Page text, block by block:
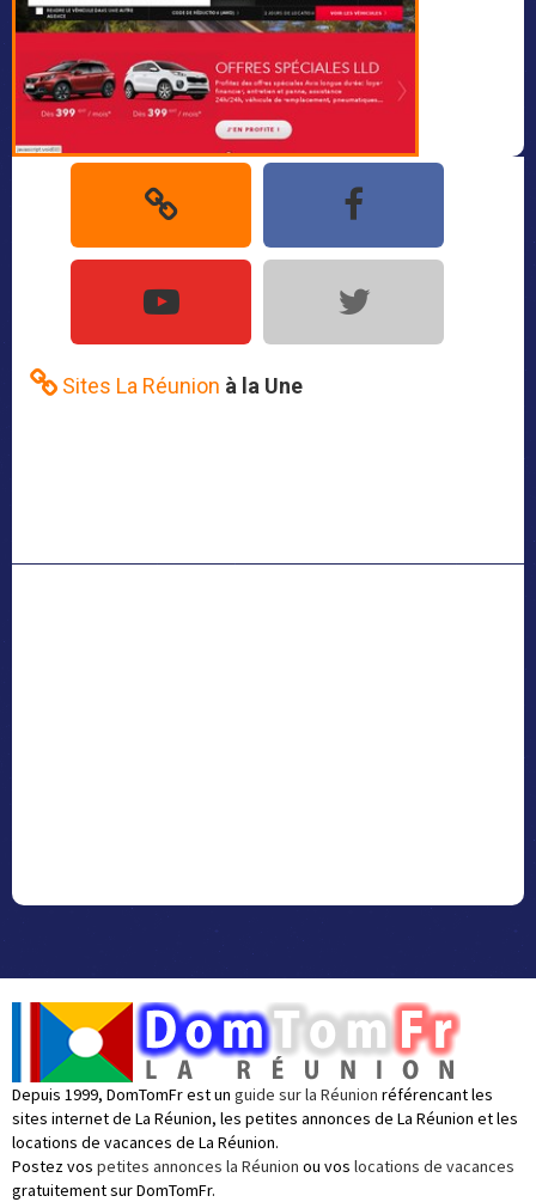
Sites La Réunion à la Une
Depuis 1999, DomTomFr est un guide sur la Réunion référencant les
sites internet de La Réunion, les petites annonces de La Réunion et les
locations de vacances de La Réunion.
Postez vos petites annonces la Réunion ou vos locations de vacances
gratuitement sur DomTomFr.